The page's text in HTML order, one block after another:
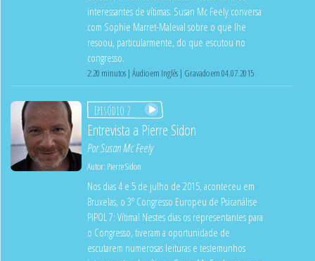
interessantes de vítimas. Susan Mc Feely conversa
com Sophie Marret-Maleval sobre o que lhe
resoou, particularmente, do que escutou no
congresso.
2:20 minutos | Áudio em Inglês | Gravado em 04.07.2015
Episódio 2
Entrevista a Pierre Sidon
PorSusan Mc Feely
Autor: Pierre Sidon
Nos dias 4 e 5 de julho de 2015, aconteceu em
Bruxelas, o 3º Congresso Europeu de Psicanálise
PIPOL 7: Vítima! Nestes dias os representantes para
o Congresso, tiveram a oportunidade de
escutarem numerosas leituras e testemunhos